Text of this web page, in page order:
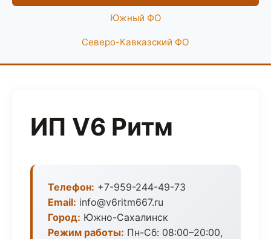
Южный ФО
Северо-Кавказский ФО
ИП V6 Ритм
Телефон: +7-959-244-49-73
Email: info@v6ritm667.ru
Город: Южно-Сахалинск
Режим работы: Пн-Сб: 08:00–20:00,